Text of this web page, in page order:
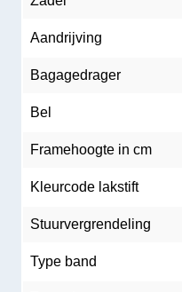
Aandrijving
Bagagedrager
Bel
Framehoogte in cm
Kleurcode lakstift
Stuurvergrendeling
Type band